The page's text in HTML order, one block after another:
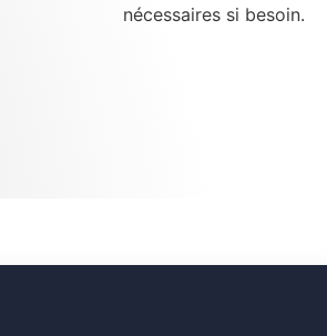
nécessaires si besoin.